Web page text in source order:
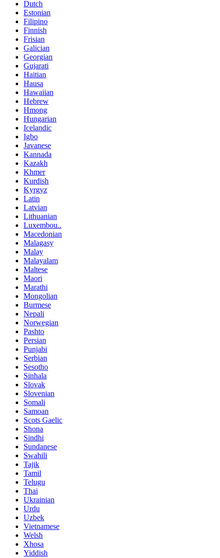
Dutch
Estonian
Filipino
Finnish
Frisian
Galician
Georgian
Gujarati
Haitian
Hausa
Hawaiian
Hebrew
Hmong
Hungarian
Icelandic
Igbo
Javanese
Kannada
Kazakh
Khmer
Kurdish
Kyrgyz
Latin
Latvian
Lithuanian
Luxembou..
Macedonian
Malagasy
Malay
Malayalam
Maltese
Maori
Marathi
Mongolian
Burmese
Nepali
Norwegian
Pashto
Persian
Punjabi
Serbian
Sesotho
Sinhala
Slovak
Slovenian
Somali
Samoan
Scots Gaelic
Shona
Sindhi
Sundanese
Swahili
Tajik
Tamil
Telugu
Thai
Ukrainian
Urdu
Uzbek
Vietnamese
Welsh
Xhosa
Yiddish